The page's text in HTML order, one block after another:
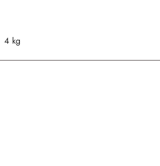
4 kg